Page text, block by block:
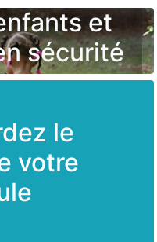
et
sécurité
le
votre